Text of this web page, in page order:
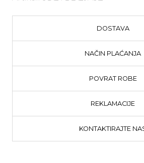
DOSTAVA
NAČIN PLAĆANJA
POVRAT ROBE
REKLAMACIJE
KONTAKTIRAJTE